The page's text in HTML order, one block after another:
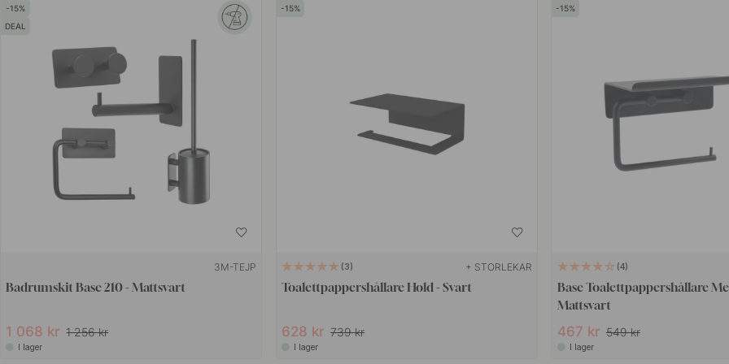
15
DEAL
3M-TEJP
Badrumskit Base 210 - Mattsvart
1 068 kr 1 256 kr
I lager
15
3 + STORLEKAR
Toalettpappershållare Hold - Svart
628 kr 739 kr
I lager
15
4
Base Toalettpappershållare
Mattsvart
467 kr 549 kr
I lager